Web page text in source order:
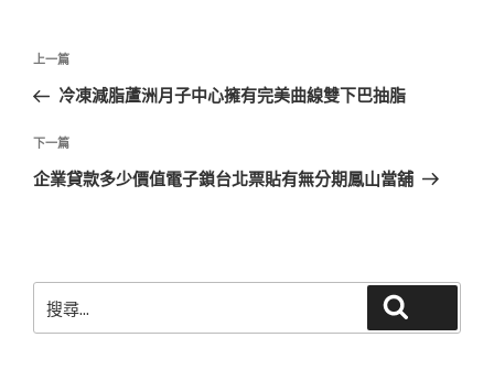
文
導
覽
上
一
文
章
上一篇
冷凍減脂蘆洲月子中心擁有完美曲線雙下巴抽脂
下
一
下一篇
企業貸款多少價值電子鎖台北票貼有無分期鳳山當舖
尋